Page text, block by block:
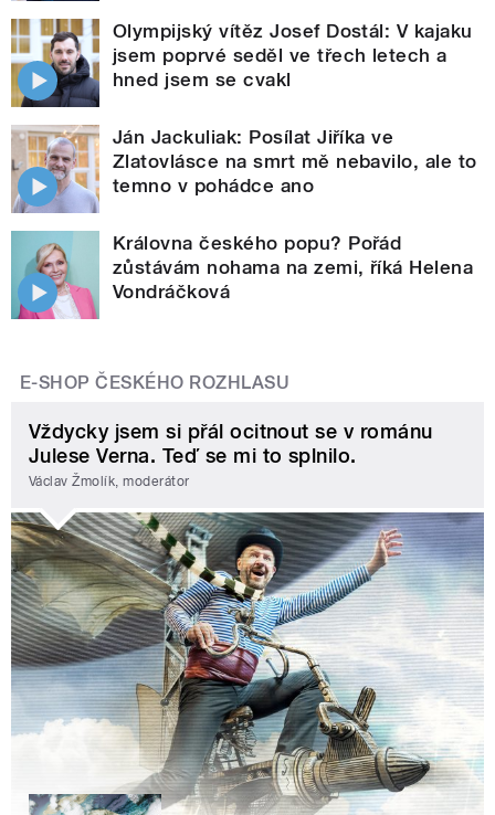
Olympijský vítěz Josef Dostál: V kajaku
jsem poprvé seděl ve třech letech a
hned jsem se cvakl
Ján Jackuliak: Posílat Jiříka ve
Zlatovlásce na smrt mě nebavilo, ale to
temno v pohádce ano
Královna českého popu? Pořád
zůstávám nohama na zemi, říká Helena
Vondráčková
E-SHOP ČESKÉHO ROZHLASU
Vždycky jsem si přál ocitnout se v románu
Julese Verna. Teď se mi to splnilo.
Václav Žmolík, moderátor